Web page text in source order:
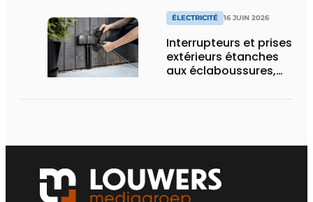
marque premium
ÉLECTRICITÉ 16 JUIN 2026
Interrupteurs et prises
extérieurs étanches
aux éclaboussures,